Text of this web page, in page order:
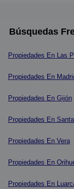
Propiedades En Las
Propiedades En
Propiedades En Gijón
Propiedades En
Propiedades En Vera
Propiedades En
Propiedades En